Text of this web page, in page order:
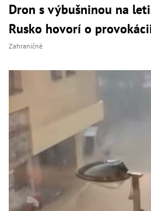
Dron s výbušninou na
Rusko hovorí o
Zahraničné